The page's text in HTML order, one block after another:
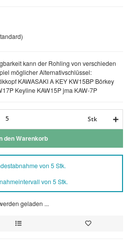
kann der Rohling von verschieden
möglicher Alternativschlüssel:
KAWASAKI A KEY KW15BP Börkey
Keyline KAW15P jma KAW-7P
Stk
den Warenkorb
von 5 Stk.
von 5 Stk.
geladen ...